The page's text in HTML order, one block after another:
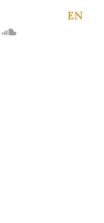
EN